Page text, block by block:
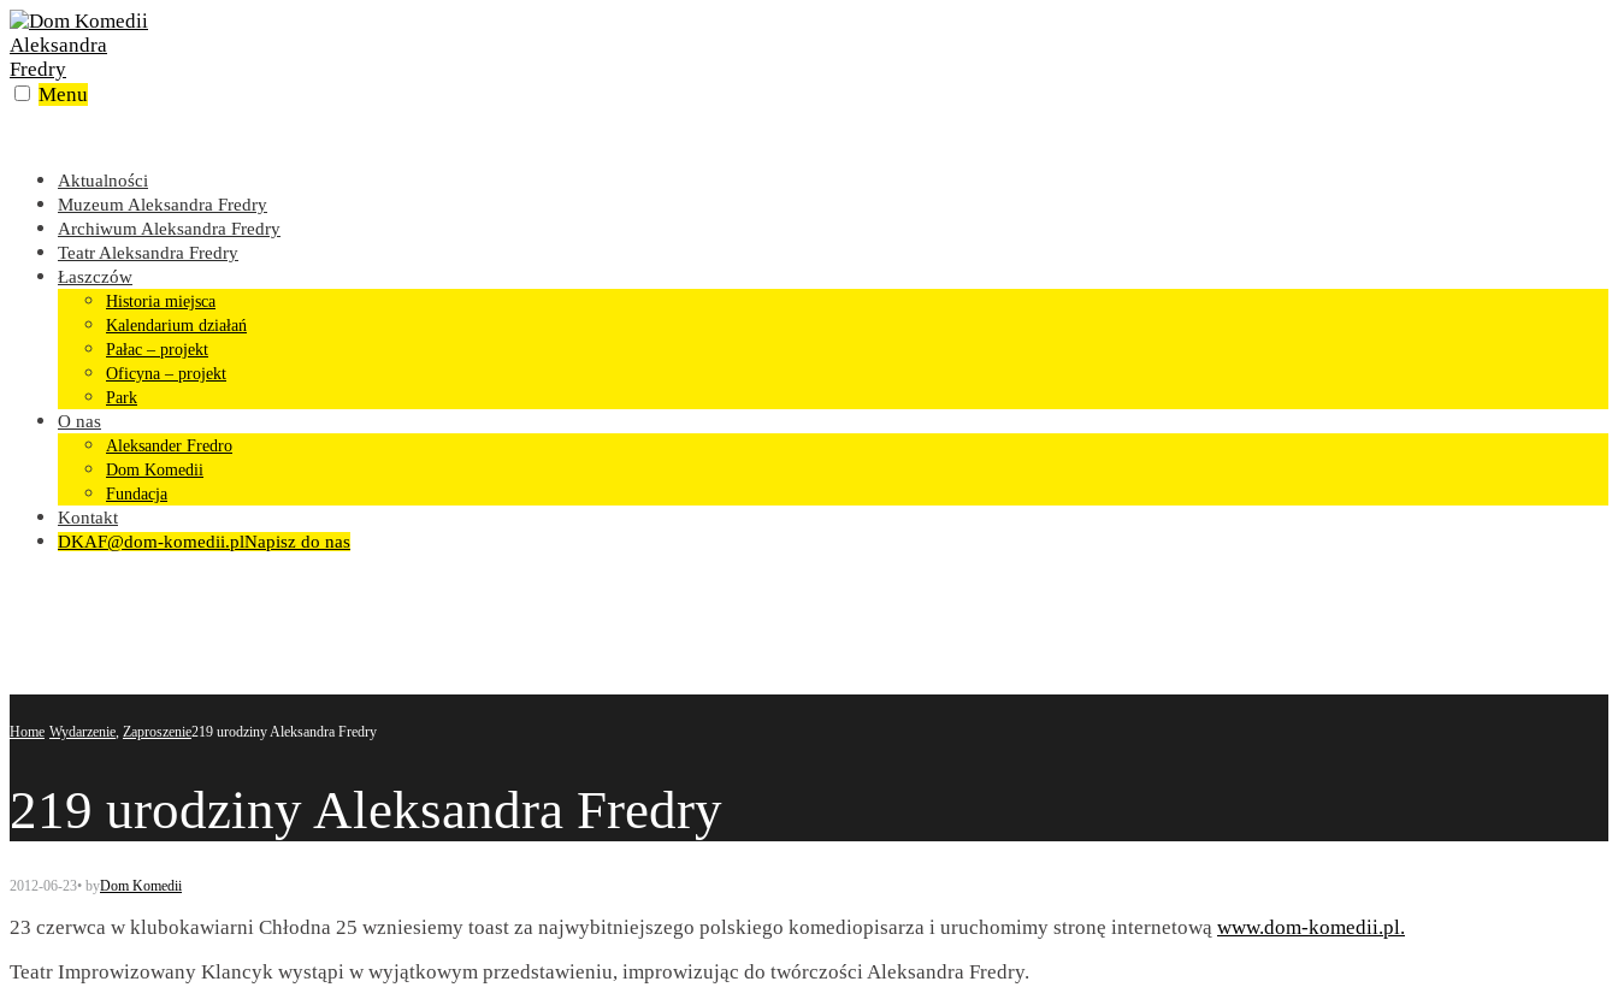
Skip
to
content
Menu
Aktualności
Muzeum Aleksandra Fredry
Archiwum Aleksandra Fredry
Teatr Aleksandra Fredry
Łaszczów
Historia miejsca
Kalendarium działań
Pałac – projekt
Oficyna – projekt
Park
O nas
Aleksander Fredro
Dom Komedii
Fundacja
Kontakt
DKAF@dom-komedii.plNapisz do nas
Home Wydarzenie, Zaproszenie219 urodziny Aleksandra Fredry
219 urodziny Aleksandra Fredry
2012-06-23• byDom Komedii
23 czerwca w klubokawiarni Chłodna 25 wzniesiemy toast za najwybitniejszego polskiego komediopisarza i uruchomimy stronę internetową www.dom-komedii.pl.
Teatr Improwizowany Klancyk wystąpi w wyjątkowym przedstawieniu, improwizując do twórczości Aleksandra Fredry.